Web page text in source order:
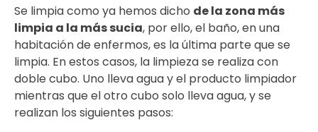
Se limpia como ya hemos dicho de la zona más
limpia a la más sucia, por ello, el baño, en una
habitación de enfermos, es la última parte que se
limpia. En estos casos, la limpieza se realiza con
doble cubo. Uno lleva agua y el producto limpiador
mientras que el otro cubo solo lleva agua, y se
realizan los siguientes pasos: